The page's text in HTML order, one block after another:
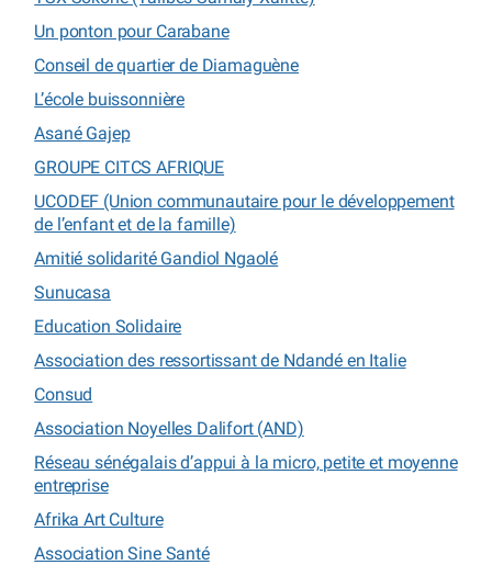
Un ponton pour Carabane
Conseil de quartier de Diamaguène
L’école buissonnière
Asané Gajep
GROUPE CITCS AFRIQUE
UCODEF (Union communautaire pour le développement
de l’enfant et de la famille)
Amitié solidarité Gandiol Ngaolé
Sunucasa
Education Solidaire
Association des ressortissant de Ndandé en Italie
Consud
Association Noyelles Dalifort (AND)
Réseau sénégalais d’appui à la micro, petite et moyenne
entreprise
Afrika Art Culture
Association Sine Santé